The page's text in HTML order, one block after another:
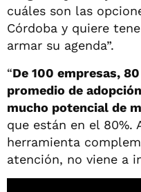
cuáles son las
Córdoba y quiere
armar su agenda”.
“De 100 empresas,
promedio de
mucho potencial de
que están en el 80%.
herramienta
atención, no viene a